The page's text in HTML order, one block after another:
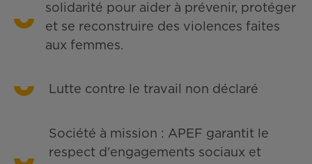
solidarité pour aider à prévenir, protéger
et se reconstruire des violences faites
aux femmes.
Lutte contre le travail non déclaré
Société à mission : APEF garantit le
respect d'engagements sociaux et